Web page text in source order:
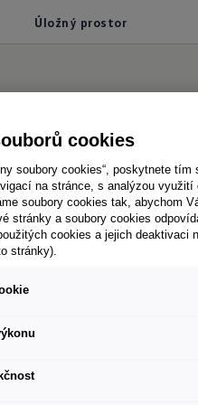
Úložný prostor
skoro vše!
nechat samotné
prostoru - pro
věci až do objemu
zadními
to patří. Ve voze
vysoká šatní skříň.
cookies
soubory cookies“, poskytnete
na stránce, s analýzou využití
soubory cookies tak, abychom
stránky a soubory cookies
cookies a jejich deaktivaci
stránky).